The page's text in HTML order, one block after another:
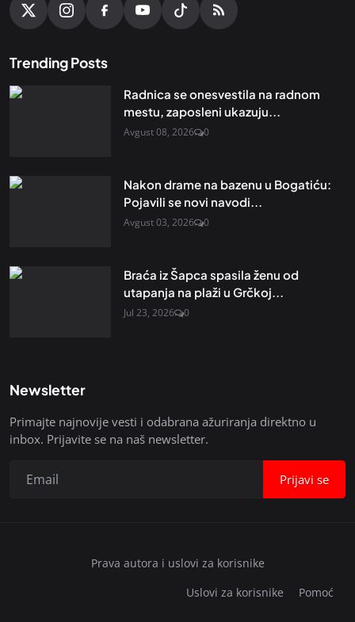
Trending Posts
Radnica se onesvestila na radnom
mestu, zaposleni ukazuju...
Avgust 08, 2026 0
Nakon drame na bazenu u Bogatiću:
Pojavili se novi navodi...
Avgust 03, 2026 0
Braća iz Šapca spasila ženu od
utapanja na plaži u Grčkoj...
Jul 23, 2026 0
Newsletter
Primajte najnovije vesti i odabrana ažuriranja direktno u
inbox. Prijavite se na naš newsletter.
Prijavi se
Prava autora i uslovi za korisnike
Uslovi za korisnike
Pomoć